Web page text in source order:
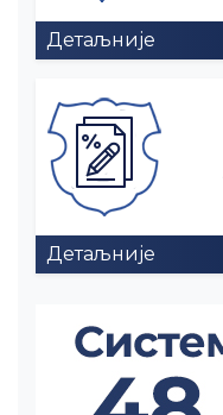
Детаљније
Детаљније